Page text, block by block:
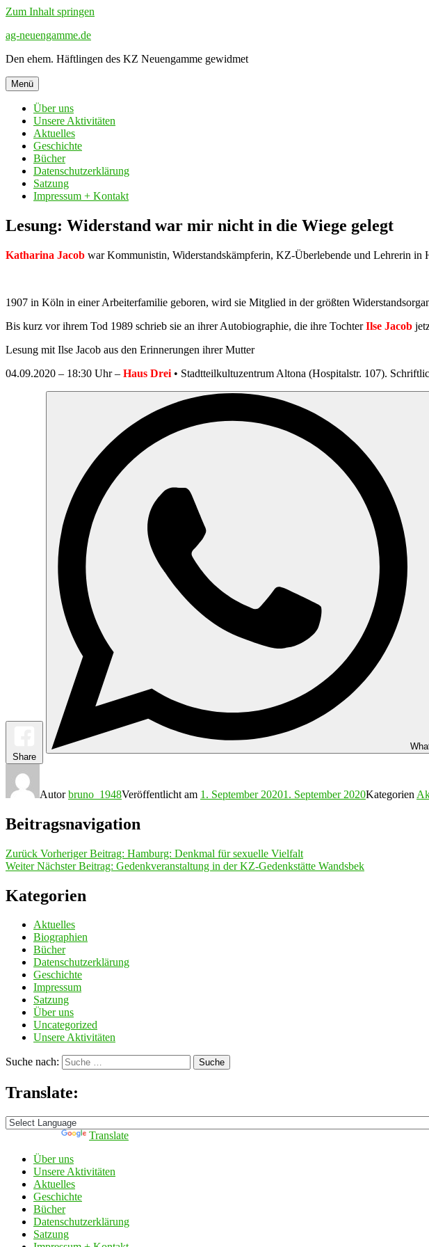
Zum Inhalt springen
ag-neuengamme.de
Den ehem. Häftlingen des KZ Neuengamme gewidmet
Menü
Über uns
Unsere Aktivitäten
Aktuelles
Geschichte
Bücher
Datenschutzerklärung
Satzung
Impressum + Kontakt
Lesung: Widerstand war mir nicht in die Wiege gelegt
Katharina Jacob war Kommunistin, Widerstandskämpferin, KZ-Überlebende und Lehrerin in
1907 in Köln in einer Arbeiterfamilie geboren, wird sie Mitglied in der größten
Bis kurz vor ihrem Tod 1989 schrieb sie an ihrer Autobiographie, die ihre TochterIlse Jacob
Lesung mit Ilse Jacob aus den Erinnerungen ihrer Mutter
04.09.2020 – 18:30 Uhr – Haus Drei • Stadtteilkultuzentrum Altona (Hospitalstr. 107).
Share
Autorbruno_1948Veröffentlicht am 1. September 20201. September 2020Kategorien
Beitragsnavigation
Zurück Vorheriger Beitrag: Hamburg: Denkmal für sexuelle Vielfalt
Weiter Nächster Beitrag: Gedenkveranstaltung in der KZ-Gedenkstätte Wandsbek
Kategorien
Aktuelles
Biographien
Bücher
Datenschutzerklärung
Geschichte
Impressum
Satzung
Über uns
Uncategorized
Unsere Aktivitäten
Suche nach: Suche
Translate:
Translate
Über uns
Unsere Aktivitäten
Aktuelles
Geschichte
Bücher
Datenschutzerklärung
Satzung